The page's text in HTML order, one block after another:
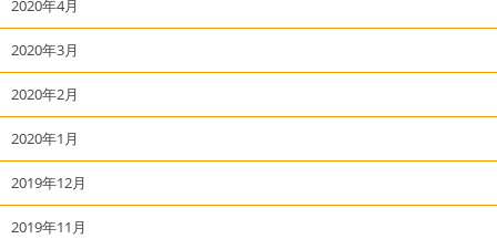
2020年4月
2020年3月
2020年2月
2020年1月
2019年12月
2019年11月